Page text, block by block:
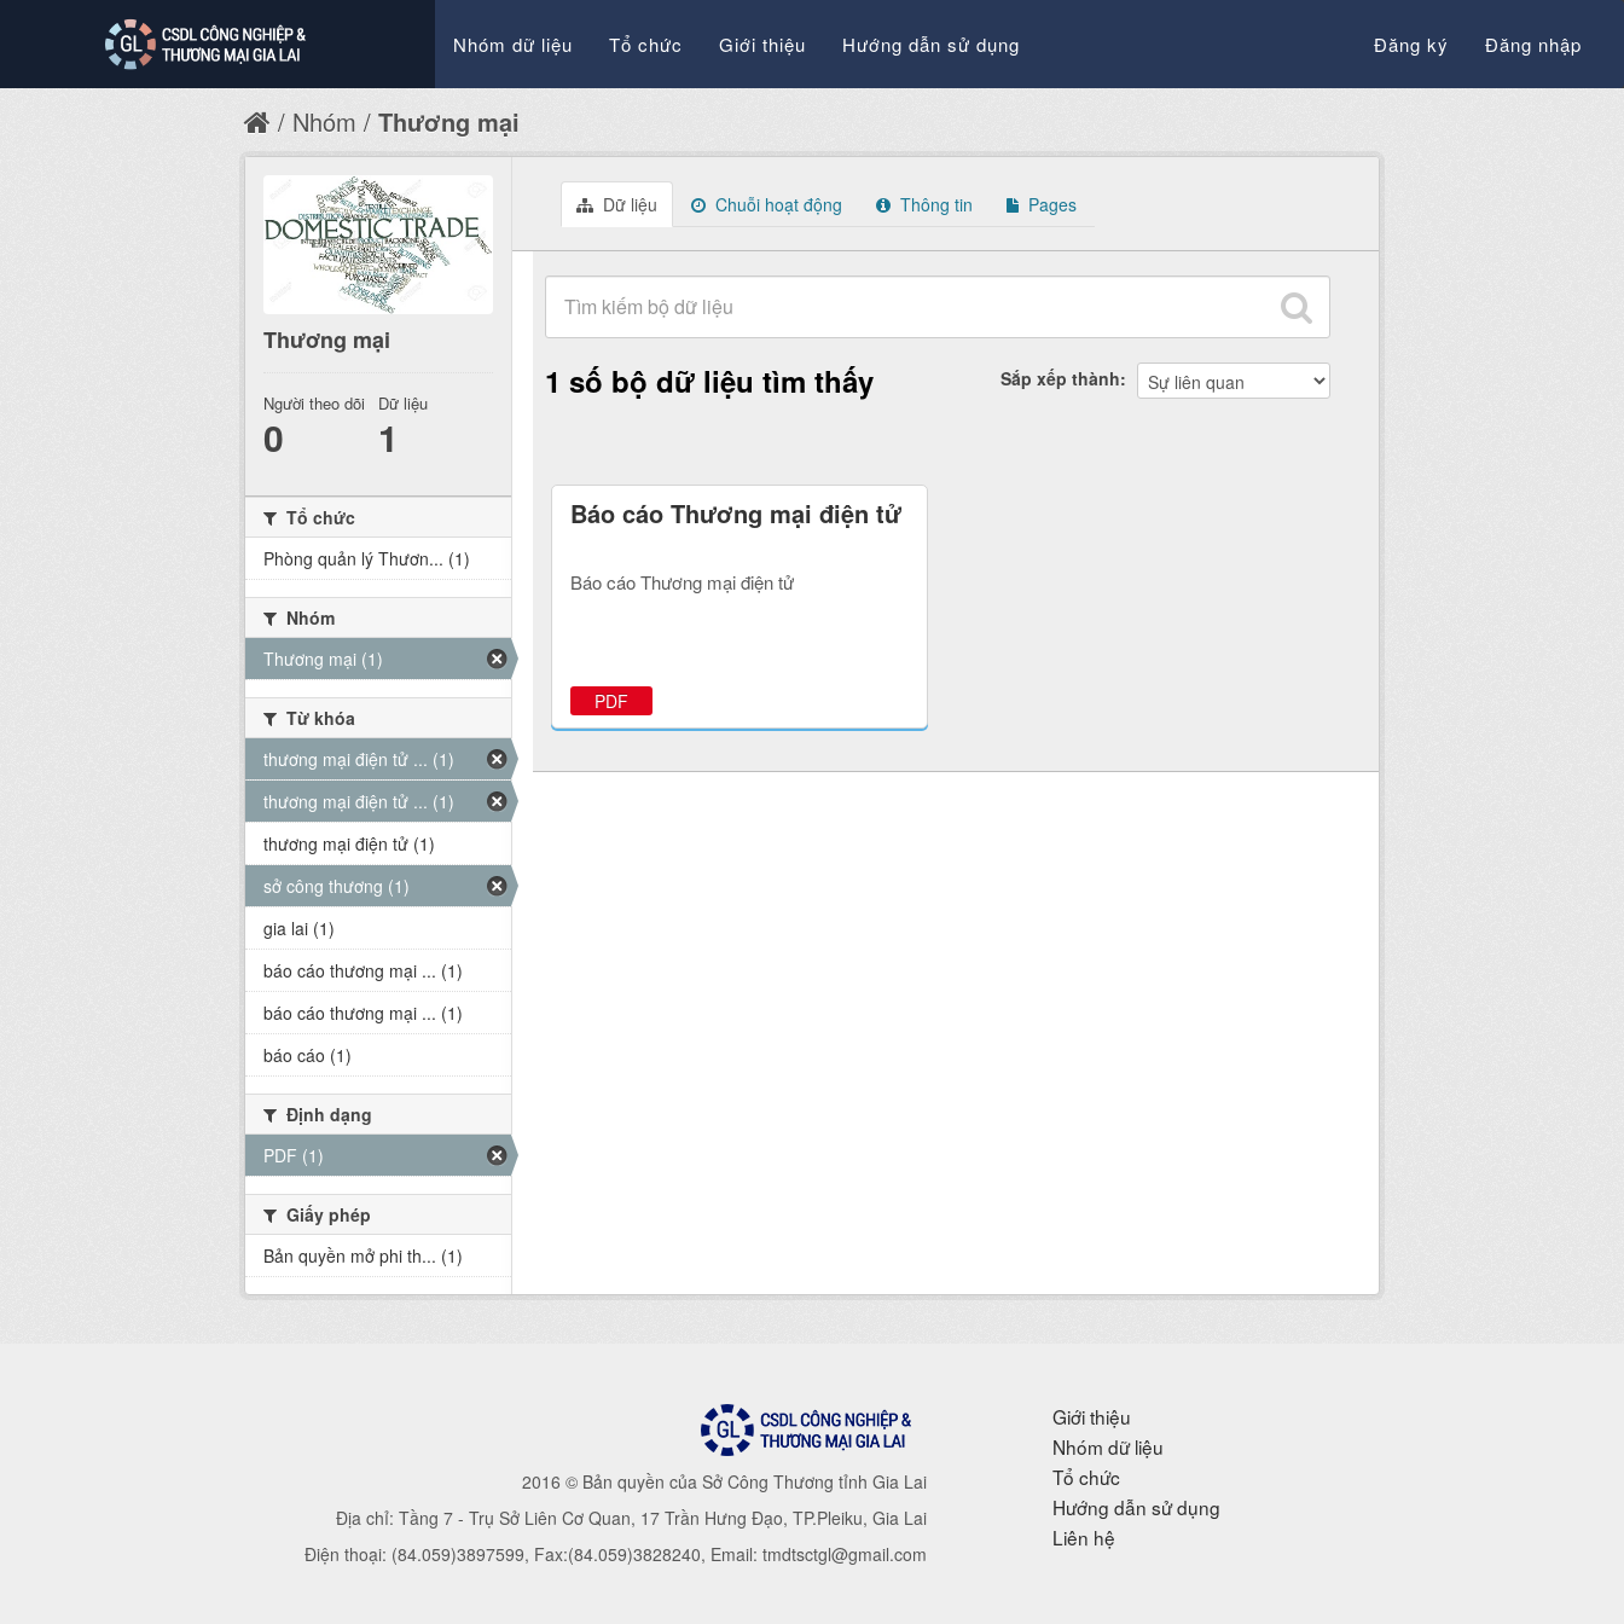
Nhóm dữ liệu Tổ chức Giới thiệu Hướng dẫn sử dụng Đăng ký Đăng nhập
Nhóm Thương mại
Dữ liệu Chuỗi hoạt động Thông tin Pages
Sắp xếp thành
1 số bộ dữ liệu tìm thấy
Báo cáo Thương mại điện tử
Báo cáo Thương mại điện tử
PDF
Thương mại
Người theo dõi
0
Dữ liệu
1
Tổ chức
Phòng quản lý Thươn... (1)
Nhóm
Thương mại (1)
Từ khóa
thương mại điện tử ... (1)
thương mại điện tử ... (1)
thương mại điện tử (1)
sở công thương (1)
gia lai (1)
báo cáo thương mại ... (1)
báo cáo thương mại ... (1)
báo cáo (1)
Định dạng
PDF (1)
Giấy phép
Bản quyền mở phi th... (1)
2016 © Bản quyền của Sở Công Thương tỉnh Gia Lai
Địa chỉ: Tầng 7 - Trụ Sở Liên Cơ Quan, 17 Trần Hưng Đạo, TP.Pleiku, Gia Lai
Điện thoại: (84.059)3897599, Fax:(84.059)3828240, Email: tmdtsctgl@gmail.com
Giới thiệu
Nhóm dữ liệu
Tổ chức
Hướng dẫn sử dụng
Liên hệ